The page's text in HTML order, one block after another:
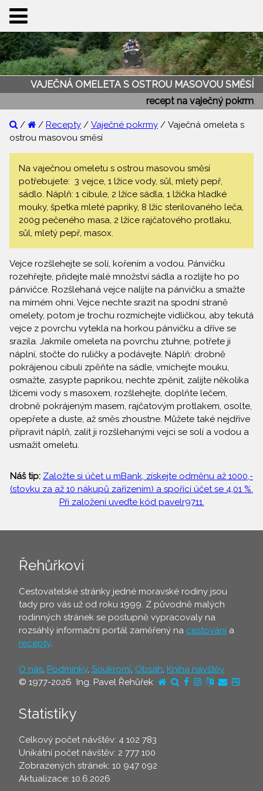
VAJEČNÁ OMELETA S OSTROU MASOVOU SMĚSÍ
recept na vaječný pokrm
/ / Recepty / Vaječné pokrmy / Vaječná omeleta s
ostrou masovou směsí
Na vaječnou omeletu s ostrou masovou směsí
potřebujete: 3 vejce, 1 lžíce vody, sůl, mletý pepř,
sádlo. Náplň: 1 cibule, 2 lžíce sádla, 1 lžička hladké
mouky, špetka mleté papriky, 8 lžic sterilovaného leča,
200g pečeného masa, 2 lžíce rajčatového protlaku,
sůl, mletý pepř, masox.
Vejce rozšlehejte se solí, kořením a vodou. Pánvičku
rozehřejte, přidejte malé množství sádla a rozlijte ho po
pánvičce. Rozšlehaná vejce nalijte na pánvičku a smažte
na mírném ohni. Vejce nechte srazit na spodní straně
omelety, potom je trochu rozmíchejte vidličkou, aby tekutá
vejce z povrchu vytekla na horkou pánvičku a dříve se
srazila. Jakmile omeleta na povrchu ztuhne, potřete ji
náplní, stočte do ruličky a podávejte. Náplň: drobně
pokrájenou cibuli zpěňte na sádle, vmíchejte mouku,
osmažte, zasypte paprikou, nechte zpěnit, zalijte několika
lžícemi vody s masoxem, rozšlehejte, doplňte lečem,
drobně pokrájeným masem, rajčatovým protlakem, osolte,
opepřete a duste, až směs zhoustne. Můžete také nejdříve
připravit náplň, zalít ji rozšlehanými vejci se solí a vodou a
usmažit omeletu.
Náš tip: Založte si účet u mBank, získejte odměnu až 1000,-
(stovku za až 10 nákupů zařízením) a spořící účet se 4,01 %.
Při založení uveďte kód pavelr9711.
Řehůřkovi
Cestovatelské stránky jedné moravské rodiny jsou
tady pro vás už od roku 1999. Z původně malých
rodinných stránek se postupně vypracovaly na
rozsáhlý informační portál zaměřený na cestování a
recepty.
O nás, Podmínky, Soukromí, Obsah, Kniha návštěv
© 1977-2026 Ing. Pavel Řehůřek
Statistiky
Celkový počet návštěv: 4 102 783
Unikátní počet návštěv: 2 777 100
Zobrazených stránek: 10 947 092
Aktualizace: 10.6.2026